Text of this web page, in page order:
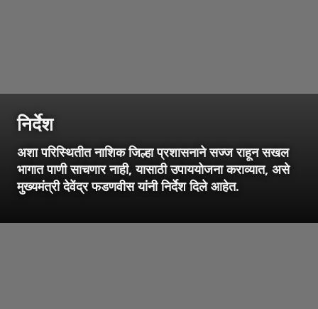
निर्देश
अशा परिस्थितीत नाशिक जिल्हा प्रशासनाने सज्ज राहून सखल
भागात पाणी साचणार नाही, यासाठी उपाययोजना कराव्यात, असे
मुख्यमंत्री देवेंद्र फडणवीस यांनी निर्देश दिले आहेत.